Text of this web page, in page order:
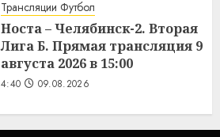
Трансляции Футбол
Носта – Челябинск-2. Вторая
Лига Б. Прямая трансляция 9
августа 2026 в 15:00
4:40 09.08.2026